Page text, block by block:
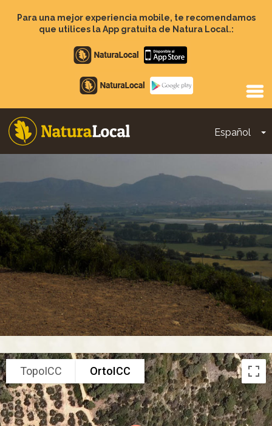
contenido
Para una mejor experiencia mobile, te recomendamos
que utilices la App gratuita de Natura Local.:
Apple
store
Google
Play
Español
Main
navigation
TopoICC OrtoICC